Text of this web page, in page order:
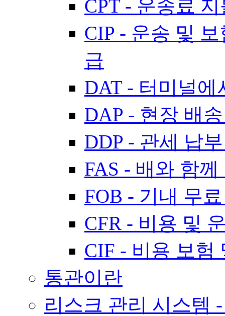
CPT - 운송료
CIP - 운송 및
급
DAT - 터미널에
DAP - 현장 배
DDP - 관세 납
FAS - 배와 함께
FOB - 기내 무
CFR - 비용 및
CIF - 비용 보험
통관이란
리스크 관리 시스템